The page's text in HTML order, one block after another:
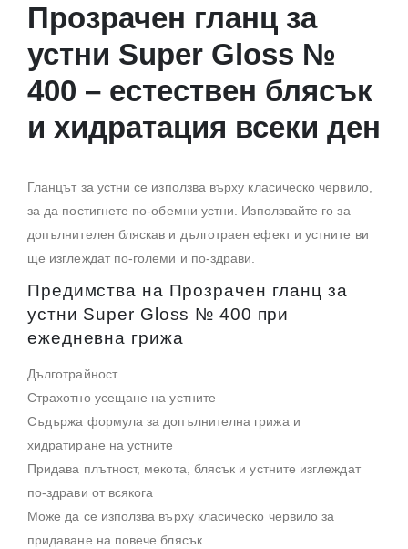
Прозрачен гланц за
устни Super Gloss №
400 – естествен блясък
и хидратация всеки ден
Гланцът за устни се използва върху класическо червило,
за да постигнете по-обемни устни. Използвайте го за
допълнителен бляскав и дълготраен ефект и устните ви
ще изглеждат по-големи и по-здрави.
Предимства на Прозрачен гланц за
устни Super Gloss № 400 при
ежедневна грижа
Дълготрайност
Страхотно усещане на устните
Съдържа формула за допълнителна грижа и
хидратиране на устните
Придава плътност, мекота, блясък и устните изглеждат
по-здрави от всякога
Може да се използва върху класическо червило за
придаване на повече блясък